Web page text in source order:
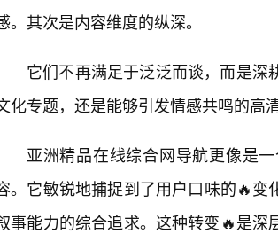
。其次是内容维度的纵深。
它们不再满足于泛泛而谈，而是
化专题，还是能够引发情感共鸣的高
亚洲精品在线综合网导航更像是
。它敏锐地捕捉到了用户口味的🔥
事能力的综合追求。这种转变🔥是